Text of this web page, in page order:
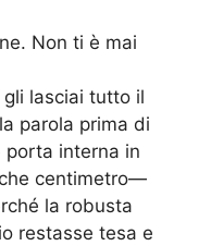
Non ti è mai
gli lasciai tutto il
parola prima di
porta interna in
centimetro—
la robusta
restasse tesa e